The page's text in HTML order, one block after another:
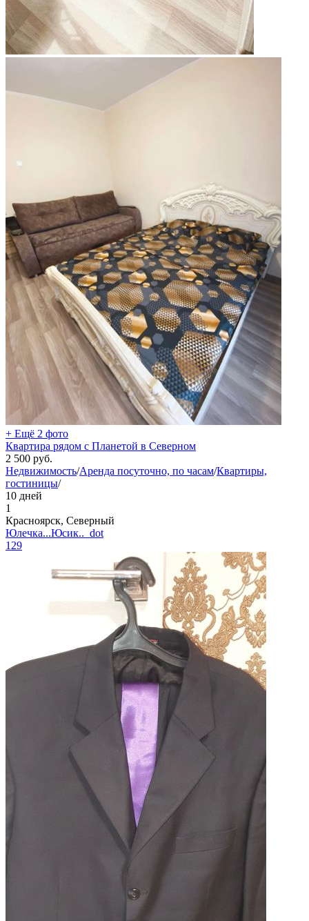
+ Ещё 2 фото
Квартира рядом с Планетой в Северном
2 500 руб.
Недвижимость/Аренда посуточно, по часам/Квартиры,
гостиницы/
10 дней
1
Красноярск, Северный
Юлечка...Юсик.._dot
129